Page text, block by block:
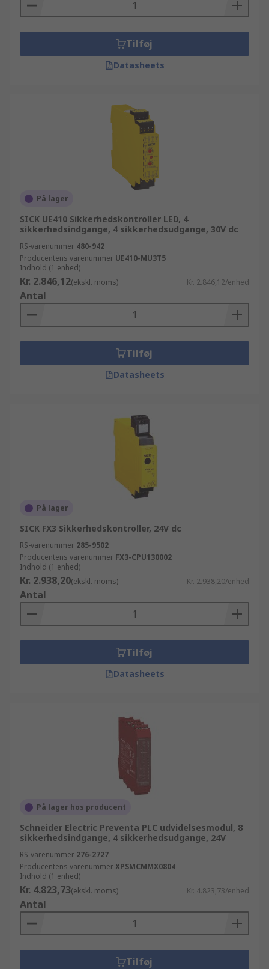
Tilføj
Datasheets
På lager
SICK UE410 Sikkerhedskontroller LED, 4
sikkerhedsindgange, 4 sikkerhedsudgange, 30V dc
RS-varenummer 480-942
Producentens varenummer UE410-MU3T5
Indhold (1 enhed)
Kr. 2.846,12(ekskl. moms) Kr. 2.846,12/enhed
Antal
Tilføj
Datasheets
På lager
SICK FX3 Sikkerhedskontroller, 24V dc
RS-varenummer 285-9502
Producentens varenummer FX3-CPU130002
Indhold (1 enhed)
Kr. 2.938,20(ekskl. moms) Kr. 2.938,20/enhed
Antal
Tilføj
Datasheets
På lager hos producent
Schneider Electric Preventa PLC udvidelsesmodul, 8
sikkerhedsindgange, 4 sikkerhedsudgange, 24V
RS-varenummer 276-2727
Producentens varenummerXPSMCMMX0804
Indhold (1 enhed)
Kr. 4.823,73(ekskl. moms) Kr. 4.823,73/enhed
Antal
Tilføj